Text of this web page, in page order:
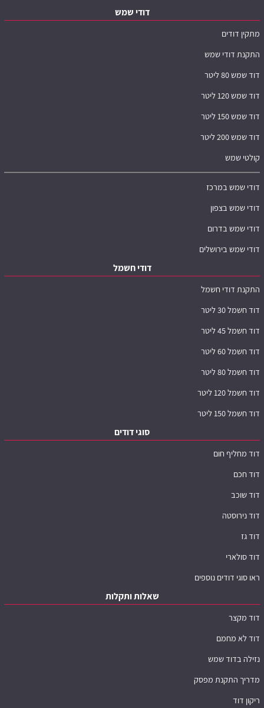
דודי שמש
מתקין דודים
התקנת דודי שמש
דוד שמש 80 ליטר
דוד שמש 120 ליטר
דוד שמש 150 ליטר
דוד שמש 200 ליטר
קולטי שמש
דודי שמש במרכז
דודי שמש בצפון
דודי שמש בדרום
דודי שמש בירושלים
דודי חשמל
התקנת דודי חשמל
דוד חשמל 30 ליטר
דוד חשמל 45 ליטר
דוד חשמל 60 ליטר
דוד חשמל 80 ליטר
דוד חשמל 120 ליטר
דוד חשמל 150 ליטר
סוגי דודים
דוד מחליף חום
דוד חכם
דוד שוכב
דוד נירוסטה
דוד גז
דוד סולארי
ראו סוגי דודים נוספים
שאלות ותקלות
דוד מקצר
דוד לא מחמם
נזילה בדוד שמש
מדריך התקנת מפסק
ריקון דוד